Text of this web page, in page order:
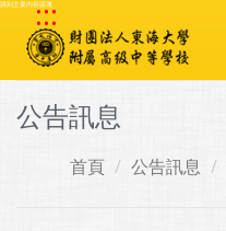
跳到主要內容區塊
:::
公告訊息
首頁 公告訊息